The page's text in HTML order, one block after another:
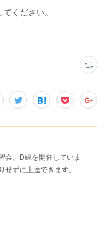
ください。
会、D練を開催していま
ずに上達できます。